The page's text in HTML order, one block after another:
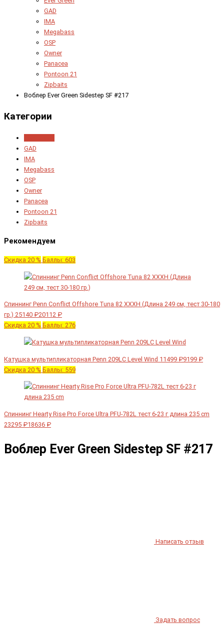
GAD
IMA
Megabass
OSP
Owner
Panacea
Pontoon 21
Zipbaits
Воблер Ever Green Sidestep SF #217
Категории
GAD
IMA
Megabass
OSP
Owner
Panacea
Pontoon 21
Zipbaits
Рекомендуем
Скидка 20 % Баллы: 603
Спиннинг Penn Conflict Offshore Tuna 82 XXXH (Длина 249 см, тест 30-180
гр.) 25140 ₽20112 ₽
Скидка 20 % Баллы: 276
Катушка мультипликаторная Penn 209LC Level Wind 11499 ₽9199 ₽
Скидка 20 % Баллы: 559
Спиннинг Hearty Rise Pro Force Ultra PFU-782L тест 6-23 г длина 235 cm
23295 ₽18636 ₽
Воблер Ever Green Sidestep SF #217
Написать отзыв
Задать вопрос